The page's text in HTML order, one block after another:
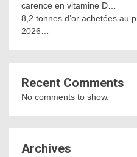
carence en vitamine D…
8,2 tonnes d’or achetées au
2026…
Recent Comments
No comments to show.
Archives